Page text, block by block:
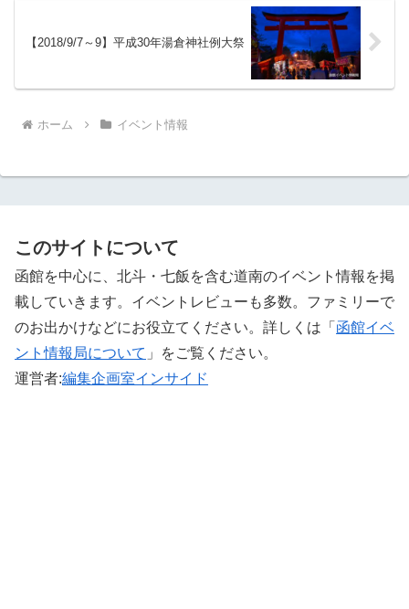
【2018/9/7～9】平成30年湯倉神社例大祭
ホーム イベント情報
このサイトについて
函館を中心に、北斗・七飯を含む道南のイベント情報を掲
載していきます。イベントレビューも多数。ファミリーで
のお出かけなどにお役立てください。詳しくは「 函館イベ
ント情報局について 」をご覧ください。 ‎
運営者:編集企画室インサイド